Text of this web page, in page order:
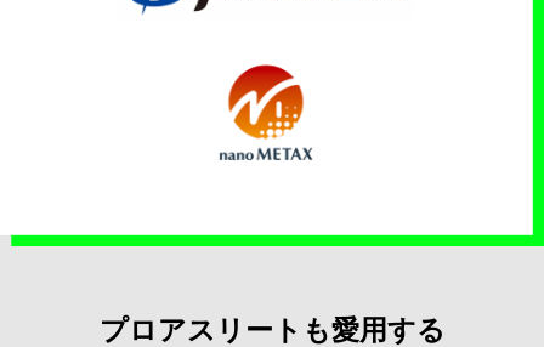
プロアスリートも愛用する